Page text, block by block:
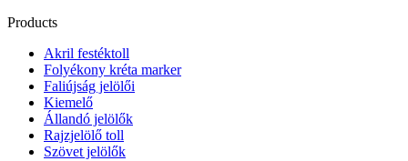
Products
Akril festéktoll
Folyékony kréta marker
Faliújság jelölői
Kiemelő
Állandó jelölők
Rajzjelölő toll
Szövet jelölők